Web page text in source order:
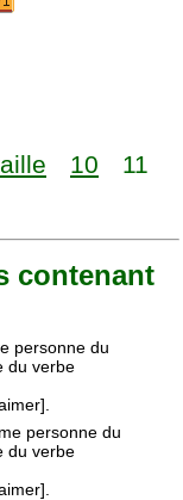
10
11
contenant
personne du
du verbe
personne du
du verbe